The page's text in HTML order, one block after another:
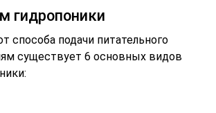
гидропоники
способа подачи питательного
существует 6 основных видов